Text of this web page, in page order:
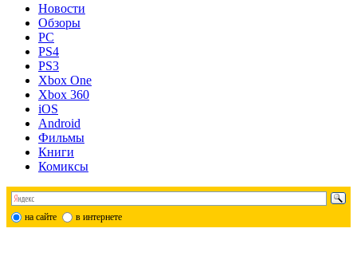
Новости
Обзоры
PC
PS4
PS3
Xbox One
Xbox 360
iOS
Android
Фильмы
Книги
Комиксы
на сайте в интернете